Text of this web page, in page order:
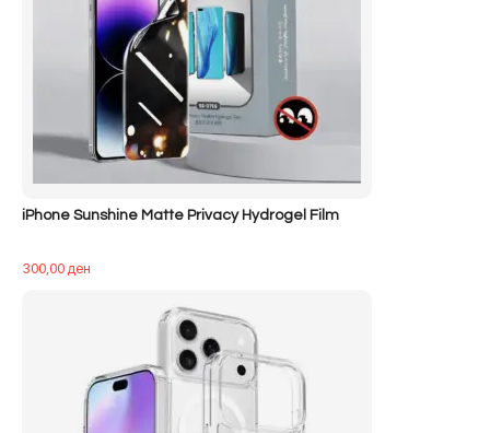
iPhone Sunshine Matte Privacy Hydrogel Film
300,00ден